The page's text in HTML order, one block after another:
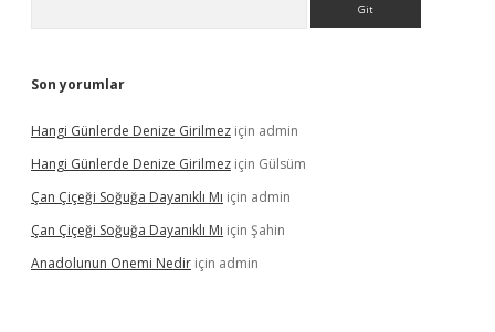
Son yorumlar
Hangi Günlerde Denize Girilmez için admin
Hangi Günlerde Denize Girilmez için Gülsüm
Çan Çiçeği Soğuğa Dayanıklı Mı için admin
Çan Çiçeği Soğuğa Dayanıklı Mı için Şahin
Anadolunun Onemi Nedir için admin